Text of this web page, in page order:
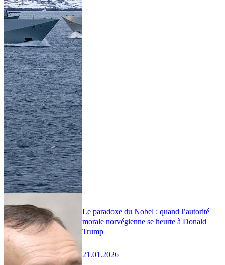
Le paradoxe du Nobel : quand l’autorité
morale norvégienne se heurte à Donald
Trump
21.01.2026